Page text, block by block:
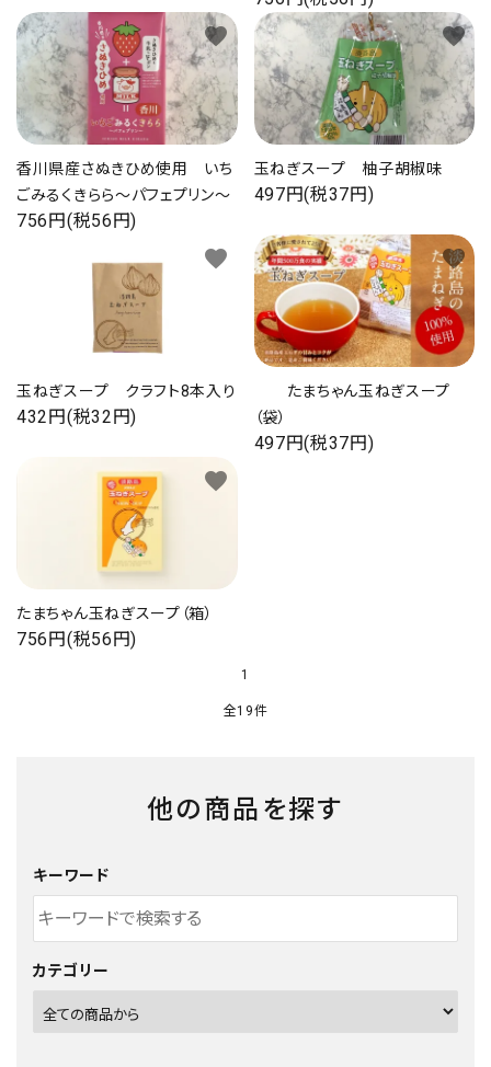
香川県産さぬきひめ使用 いち
ごみるくきらら～パフェプリン～
756円(税56円)
favorite
玉ねぎスープ 柚子胡椒味
497円(税37円)
favorite
玉ねぎスープ クラフト8本入り
432円(税32円)
favorite
たまちゃん玉ねぎスープ
（袋）
497円(税37円)
favorite
たまちゃん玉ねぎスープ（箱）
756円(税56円)
favorite
1
全19件
他の商品を探す
キーワード
カテゴリー